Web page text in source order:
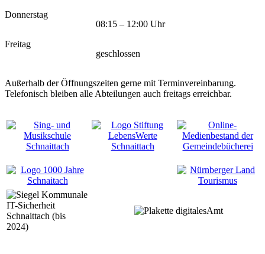
Donnerstag
08:15 – 12:00 Uhr
Freitag
geschlossen
Außerhalb der Öffnungszeiten gerne mit Terminvereinbarung.
Telefonisch bleiben alle Abteilungen auch freitags erreichbar.